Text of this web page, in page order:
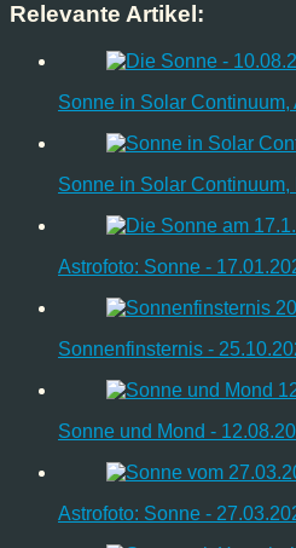
Relevante Artikel:
Sonne in Solar Continuum,
Sonne in Solar Continuum,
Astrofoto: Sonne -
Sonnenfinsternis -
Sonne und Mond -
Astrofoto: Sonne -